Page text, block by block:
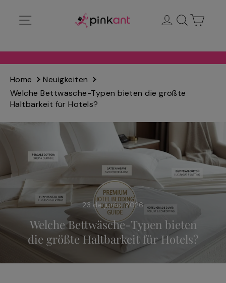
directamente
Ingresar
Buscar
Home
Neuigkeiten
Welche Bettwäsche-Typen bieten die größte
Haltbarkeit für Hotels?
23 de junio, 2026
Welche Bettwäsche-Typen bieten
die größte Haltbarkeit für Hotels?